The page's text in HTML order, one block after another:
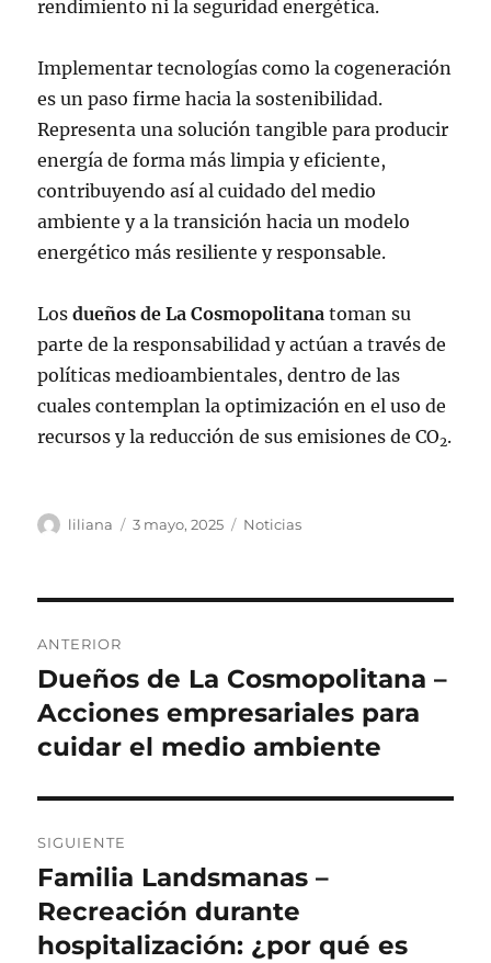
rendimiento ni la seguridad energética.
Implementar tecnologías como la cogeneración
es un paso firme hacia la sostenibilidad.
Representa una solución tangible para producir
energía de forma más limpia y eficiente,
contribuyendo así al cuidado del medio
ambiente y a la transición hacia un modelo
energético más resiliente y responsable.
Losdueños de La Cosmopolitana toman su
parte de la responsabilidad y actúan a través de
políticas medioambientales, dentro de las
cuales contemplan la optimización en el uso de
recursos y la reducción de sus emisiones de CO2.
Autor
liliana
Publicado
3 mayo, 2025 Categorías
Noticias
de
entradas
ANTERIOR
Entrada
anterior:
Dueños de La Cosmopolitana –
Acciones empresariales para
cuidar el medio ambiente
SIGUIENTE
Siguiente
entrada:
Familia Landsmanas –
Recreación durante
hospitalización: ¿por qué es